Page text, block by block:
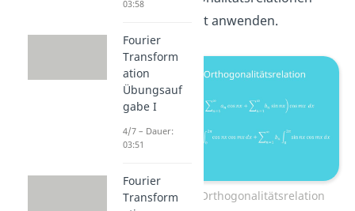
wollen wir jetzt anwenden.
Anwendung Orthogonalitätsrelation
03:58
Fourier
Transform
ation
Übungsauf
gabe I
4/7 – Dauer:
03:51
Fourier
Transform